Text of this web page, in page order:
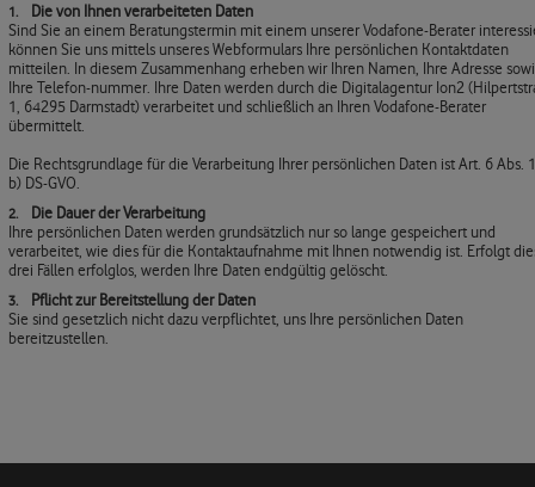
Die von Ihnen verarbeiteten Daten
Sind Sie an einem Beratungstermin mit einem unserer Vodafone-Berater
können Sie uns mittels unseres Webformulars Ihre persönlichen Kontaktdaten
mitteilen. In diesem Zusammenhang erheben wir Ihren Namen, Ihre Adresse
Ihre Telefon-nummer. Ihre Daten werden durch die Digitalagentur Ion2
1, 64295 Darmstadt) verarbeitet und schließlich an Ihren Vodafone-Berater
übermittelt.
Die Rechtsgrundlage für die Verarbeitung Ihrer persönlichen Daten ist Art. 6 Abs.
b) DS-GVO.
Die Dauer der Verarbeitung
Ihre persönlichen Daten werden grundsätzlich nur so lange gespeichert und
verarbeitet, wie dies für die Kontaktaufnahme mit Ihnen notwendig ist. Erfolgt
drei Fällen erfolglos, werden Ihre Daten endgültig gelöscht.
Pflicht zur Bereitstellung der Daten
Sie sind gesetzlich nicht dazu verpflichtet, uns Ihre persönlichen Daten
bereitzustellen.